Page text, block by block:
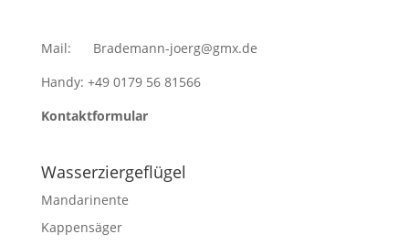
Mail: Brademann-joerg@gmx.de
Handy: +49 0179 56 81566
Kontaktformular
Wasserziergeflügel
Mandarinente
Kappensäger